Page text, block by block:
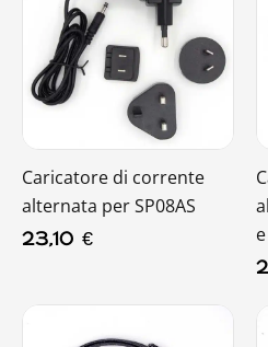
1 rating
Caricatore di corrente
alternata per SP08AS
23,10 €